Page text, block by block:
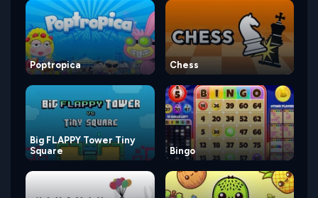
Poptropica Chess
Big FLAPPY Tower Tiny
Square
Bingo